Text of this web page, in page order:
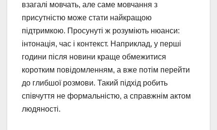
взагалі мовчать, але саме мовчання з
присутністю може стати найкращою
підтримкою. Просунуті ж розуміють нюанси:
інтонація, час і контекст. Наприклад, у перші
години після новини краще обмежитися
коротким повідомленням, а вже потім перейти
до глибшої розмови. Такий підхід робить
співчуття не формальністю, а справжнім актом
людяності.